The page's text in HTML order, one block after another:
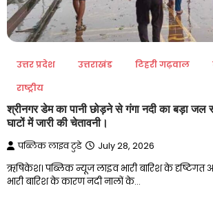
उत्तर प्रदेश उत्तराखंड टिहरी गढ़वाल
राष्ट्रीय
श्रीनगर डेम का पानी छोड़ने से गंगा नदी का बड़ा
घाटों में जारी की चेतावनी।
पब्लिक लाइव टुडे July 28, 2026
ऋषिकेश। पब्लिक न्यूज लाइव भारी बारिश के दृष्टिगत
भारी बारिश के कारण नदी नालों के…